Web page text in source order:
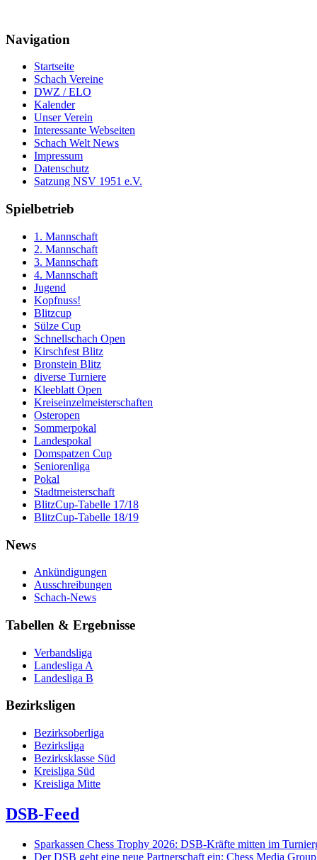
Navigation
Startseite
Schach Vereine
DWZ / ELO
Kalender
Unser Verein
Interessante Webseiten
Schach Welt News
Impressum
Datenschutz
Satzung NSV 1951 e.V.
Spielbetrieb
1. Mannschaft
2. Mannschaft
3. Mannschaft
4. Mannschaft
Jugend
Kopfnuss!
Blitzcup
Sülze Cup
Schnellschach Open
Kirschfest Blitz
Bronstein Blitz
diverse Turniere
Kleeblatt Open
Kreiseinzelmeisterschaften
Osteropen
Sommerpokal
Landespokal
Domspatzen Cup
Seniorenliga
Pokal
Stadtmeisterschaft
BlitzCup-Tabelle 17/18
BlitzCup-Tabelle 18/19
News
Ankündigungen
Ausschreibungen
Schach-News
Tabellen & Ergebnisse
Verbandsliga
Landesliga A
Landesliga B
Bezirksligen
Bezirksoberliga
Bezirksliga
Bezirksklasse Süd
Kreisliga Süd
Kreisliga Mitte
DSB-Feed
Sparkassen Chess Trophy 2026: DSB-Kräfte mitten im
Der DSB geht eine neue Partnerschaft ein: Chess Media